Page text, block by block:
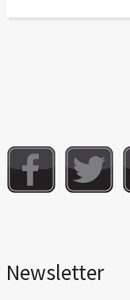
Newsletter